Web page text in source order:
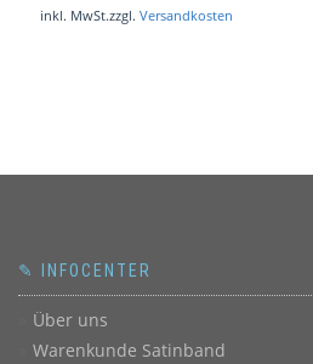
inkl. MwSt.zzgl. Versandkosten
✎ INFOCENTER
Über uns
Warenkunde Satinband